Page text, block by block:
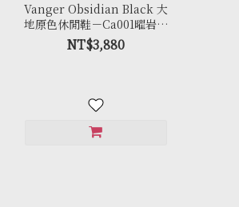
Vanger Obsidian Black 大
地原色休閒鞋－Ca001曜岩黑
(黑底)
NT$3,880